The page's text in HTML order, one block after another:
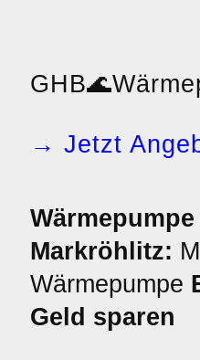
GHB🌊
→ Jetzt
Markröhlitz:
Wärmepumpe
Geld sparen